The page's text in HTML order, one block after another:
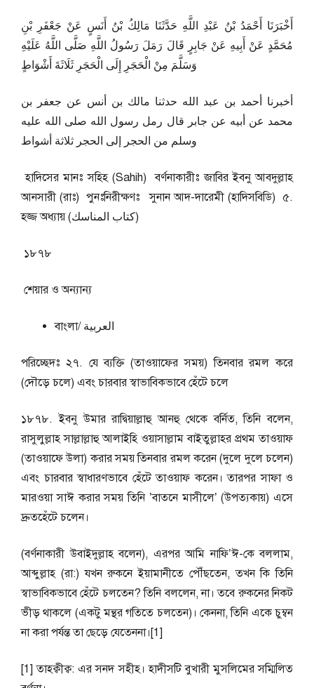
أَخْبَرَنَا أَحْمَدُ بْنُ عَبْدِ اللَّهِ حَدَّثَنَا مَالِكُ بْنُ أَنَسٍ عَنْ جَعْفَرِ بْنِ
مُحَمَّدٍ عَنْ أَبِيهِ عَنْ جَابِرٍ قَالَ رَمَلَ رَسُولُ اللَّهِ صَلَّى اللَّهُ عَلَيْهِ
وَسَلَّمَ مِنْ الْحَجَرِ إِلَى الْحَجَرِ ثَلَاثَةَ أَشْوَاطٍ
أخبرنا أحمد بن عبد الله حدثنا مالك بن أنس عن جعفر بن
محمد عن أبيه عن جابر قال رمل رسول الله صلى الله عليه
وسلم من الحجر إلى الحجر ثلاثة أشواط
হাদিসের মানঃ সহিহ (Sahih) বর্ণনাকারীঃ জাবির ইবনু আবদুল্লাহ
আনসারী (রাঃ) পুনঃনিরীক্ষণঃ সুনান আদ-দারেমী (হাদিসবিডি) ৫.
হজ্জ অধ্যায় (كتاب المناسك)
১৮৭৮
শেয়ার ও অন্যান্য
বাংলা/ العربية
পরিচ্ছেদঃ ২৭. যে ব্যক্তি (তাওয়াফের সময়) তিনবার রমল করে
(দৌড়ে চলে) এবং চারবার স্বাভাবিকভাবে হেঁটে চলে
১৮৭৮. ইবনু উমার রাদ্বিয়াল্লাহু আনহু থেকে বর্নিত, তিনি বলেন,
রাসুলুল্লাহ সাল্লাল্লাহু আলাইহি ওয়াসাল্লাম বাইতুল্লাহর প্রথম তাওয়াফ
(তাওয়াফে উলা) করার সময় তিনবার রমল করেন (দুলে দুলে চলেন)
এবং চারবার স্বাধারণভাবে হেঁটে তাওয়াফ করেন। তারপর সাফা ও
মারওয়া সাঈ করার সময় তিনি ’বাতনে মাসীলে’ (উপত্যকায়) এসে
দ্রুতহেঁটে চলেন।
(বর্ণনাকারী উবাইদুল্লাহ বলেন), এরপর আমি নাফি’ঈ-কে বললাম,
আব্দুল্লাহ (রা:) যখন রুকনে ইয়ামানীতে পৌঁছতেন, তখন কি তিনি
স্বাভাবিকভাবে হেঁটে চলতেন? তিনি বললেন, না। তবে রুকনের নিকট
ভীড় থাকলে (একটু মন্থর গতিতে চলতেন)। কেননা, তিনি একে চুম্বন
না করা পর্যন্ত তা ছেড়ে যেতেননা।[1]
[1] তাহক্বীক্ব: এর সনদ সহীহ। হাদীসটি বুখারী মুসলিমের সম্মিলিত